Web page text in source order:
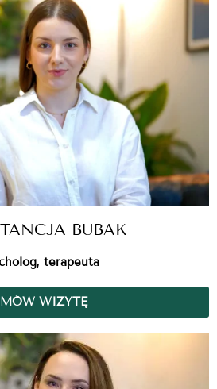
BUBAK
terapeuta
WIZYTĘ